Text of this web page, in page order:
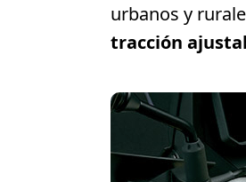
urbanos y
tracción